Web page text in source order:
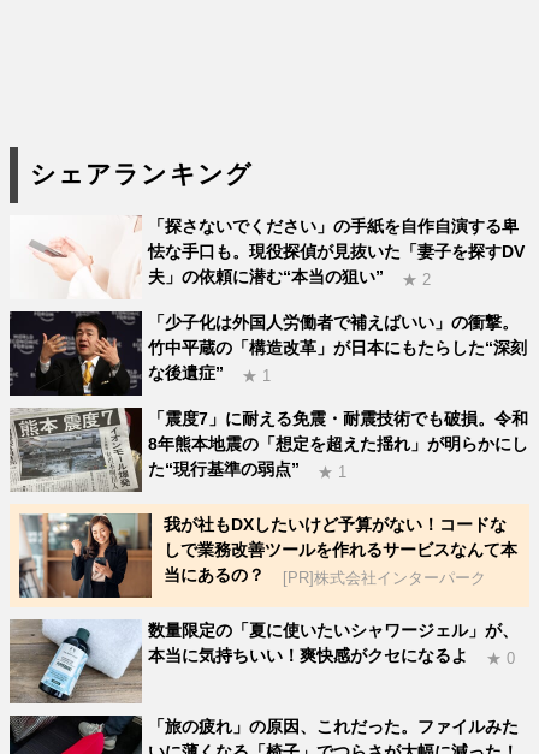
シェアランキング
「探さないでください」の手紙を自作自演する卑
怯な手口も。現役探偵が見抜いた「妻子を探すDV
夫」の依頼に潜む“本当の狙い”
★ 2
「少子化は外国人労働者で補えばいい」の衝撃。
竹中平蔵の「構造改革」が日本にもたらした“深刻
な後遺症”
★ 1
「震度7」に耐える免震・耐震技術でも破損。令和
8年熊本地震の「想定を超えた揺れ」が明らかにし
た“現行基準の弱点”
★ 1
我が社もDXしたいけど予算がない！コードな
しで業務改善ツールを作れるサービスなんて本
当にあるの？
[PR]株式会社インターパーク
数量限定の「夏に使いたいシャワージェル」が、
本当に気持ちいい！爽快感がクセになるよ
★ 0
「旅の疲れ」の原因、これだった。ファイルみた